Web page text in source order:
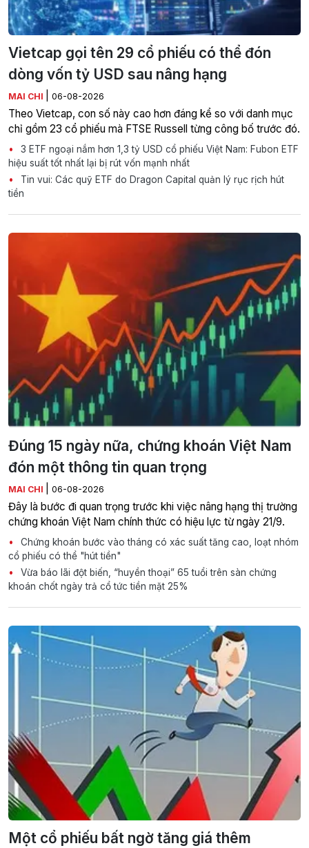
Vietcap gọi tên 29 cổ phiếu có thể đón
dòng vốn tỷ USD sau nâng hạng
MAI CHI 06-08-2026
Theo Vietcap, con số này cao hơn đáng kể so với danh mục
chỉ gồm 23 cổ phiếu mà FTSE Russell từng công bố trước đó.
3 ETF ngoại nắm hơn 1,3 tỷ USD cổ phiếu Việt Nam: Fubon ETF
hiệu suất tốt nhất lại bị rút vốn mạnh nhất
Tin vui: Các quỹ ETF do Dragon Capital quản lý rục rịch hút
tiền
Đúng 15 ngày nữa, chứng khoán Việt Nam
đón một thông tin quan trọng
MAI CHI 06-08-2026
Đây là bước đi quan trọng trước khi việc nâng hạng thị trường
chứng khoán Việt Nam chính thức có hiệu lực từ ngày 21/9.
Chứng khoán bước vào tháng có xác suất tăng cao, loạt nhóm
cổ phiếu có thể "hút tiền"
Vừa báo lãi đột biến, “huyền thoại” 65 tuổi trên sàn chứng
khoán chốt ngày trả cổ tức tiền mặt 25%
Một cổ phiếu bất ngờ tăng giá thêm